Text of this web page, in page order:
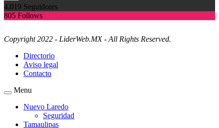
4.019 Seguidores
805 Follows
Copyright 2022 - LiderWeb.MX - All Rights Reserved.
Directorio
Aviso legal
Contacto
Menu
Nuevo Laredo
Seguridad
Tamaulipas